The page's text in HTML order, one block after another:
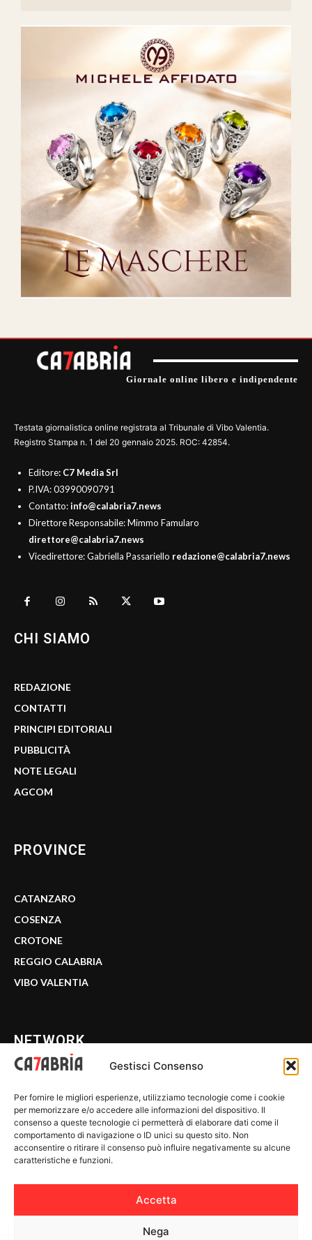
Gestisci Consenso
Per fornire le migliori esperienze, utilizziamo tecnologie come i cookie
per memorizzare e/o accedere alle informazioni del dispositivo. Il
consenso a queste tecnologie ci permetterà di elaborare dati come il
comportamento di navigazione o ID unici su questo sito. Non
acconsentire o ritirare il consenso può influire negativamente su alcune
caratteristiche e funzioni.
Accetta
Nega
Giornale online libero e indipendente
Testata giornalistica online registrata al Tribunale di Vibo Valentia.
Registro Stampa n. 1 del 20 gennaio 2025. ROC: 42854.
Editore: C7 Media Srl
P.IVA: 03990090791
Contatto:info@calabria7.news
Direttore Responsabile: Mimmo Famularo
direttore@calabria7.news
Vicedirettore: Gabriella Passariello redazione@calabria7.news
CHI SIAMO
REDAZIONE
CONTATTI
PRINCIPI EDITORIALI
PUBBLICITÀ
NOTE LEGALI
AGCOM
PROVINCE
CATANZARO
COSENZA
CROTONE
REGGIO CALABRIA
VIBO VALENTIA
NETWORK
WE CALABRIA
C7 PLAY
MIX ZONE